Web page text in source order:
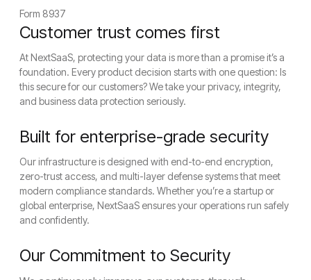
Form 8937
Customer trust comes first
At NextSaaS, protecting your data is more than a promise it’s a
foundation. Every product decision starts with one question: Is
this secure for our customers? We take your privacy, integrity,
and business data protection seriously.
Built for enterprise-grade security
Our infrastructure is designed with end-to-end encryption,
zero-trust access, and multi-layer defense systems that meet
modern compliance standards. Whether you’re a startup or
global enterprise, NextSaaS ensures your operations run safely
and confidently.
Our Commitment to Security